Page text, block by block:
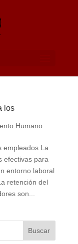
los
Humano
empleados La
efectivas para
entorno laboral
retención del
son...